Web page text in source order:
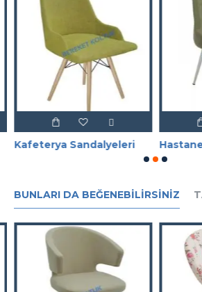
Kafeterya Sandalyeleri
BUNLARI DA BEĞENEBILIRSINIZ